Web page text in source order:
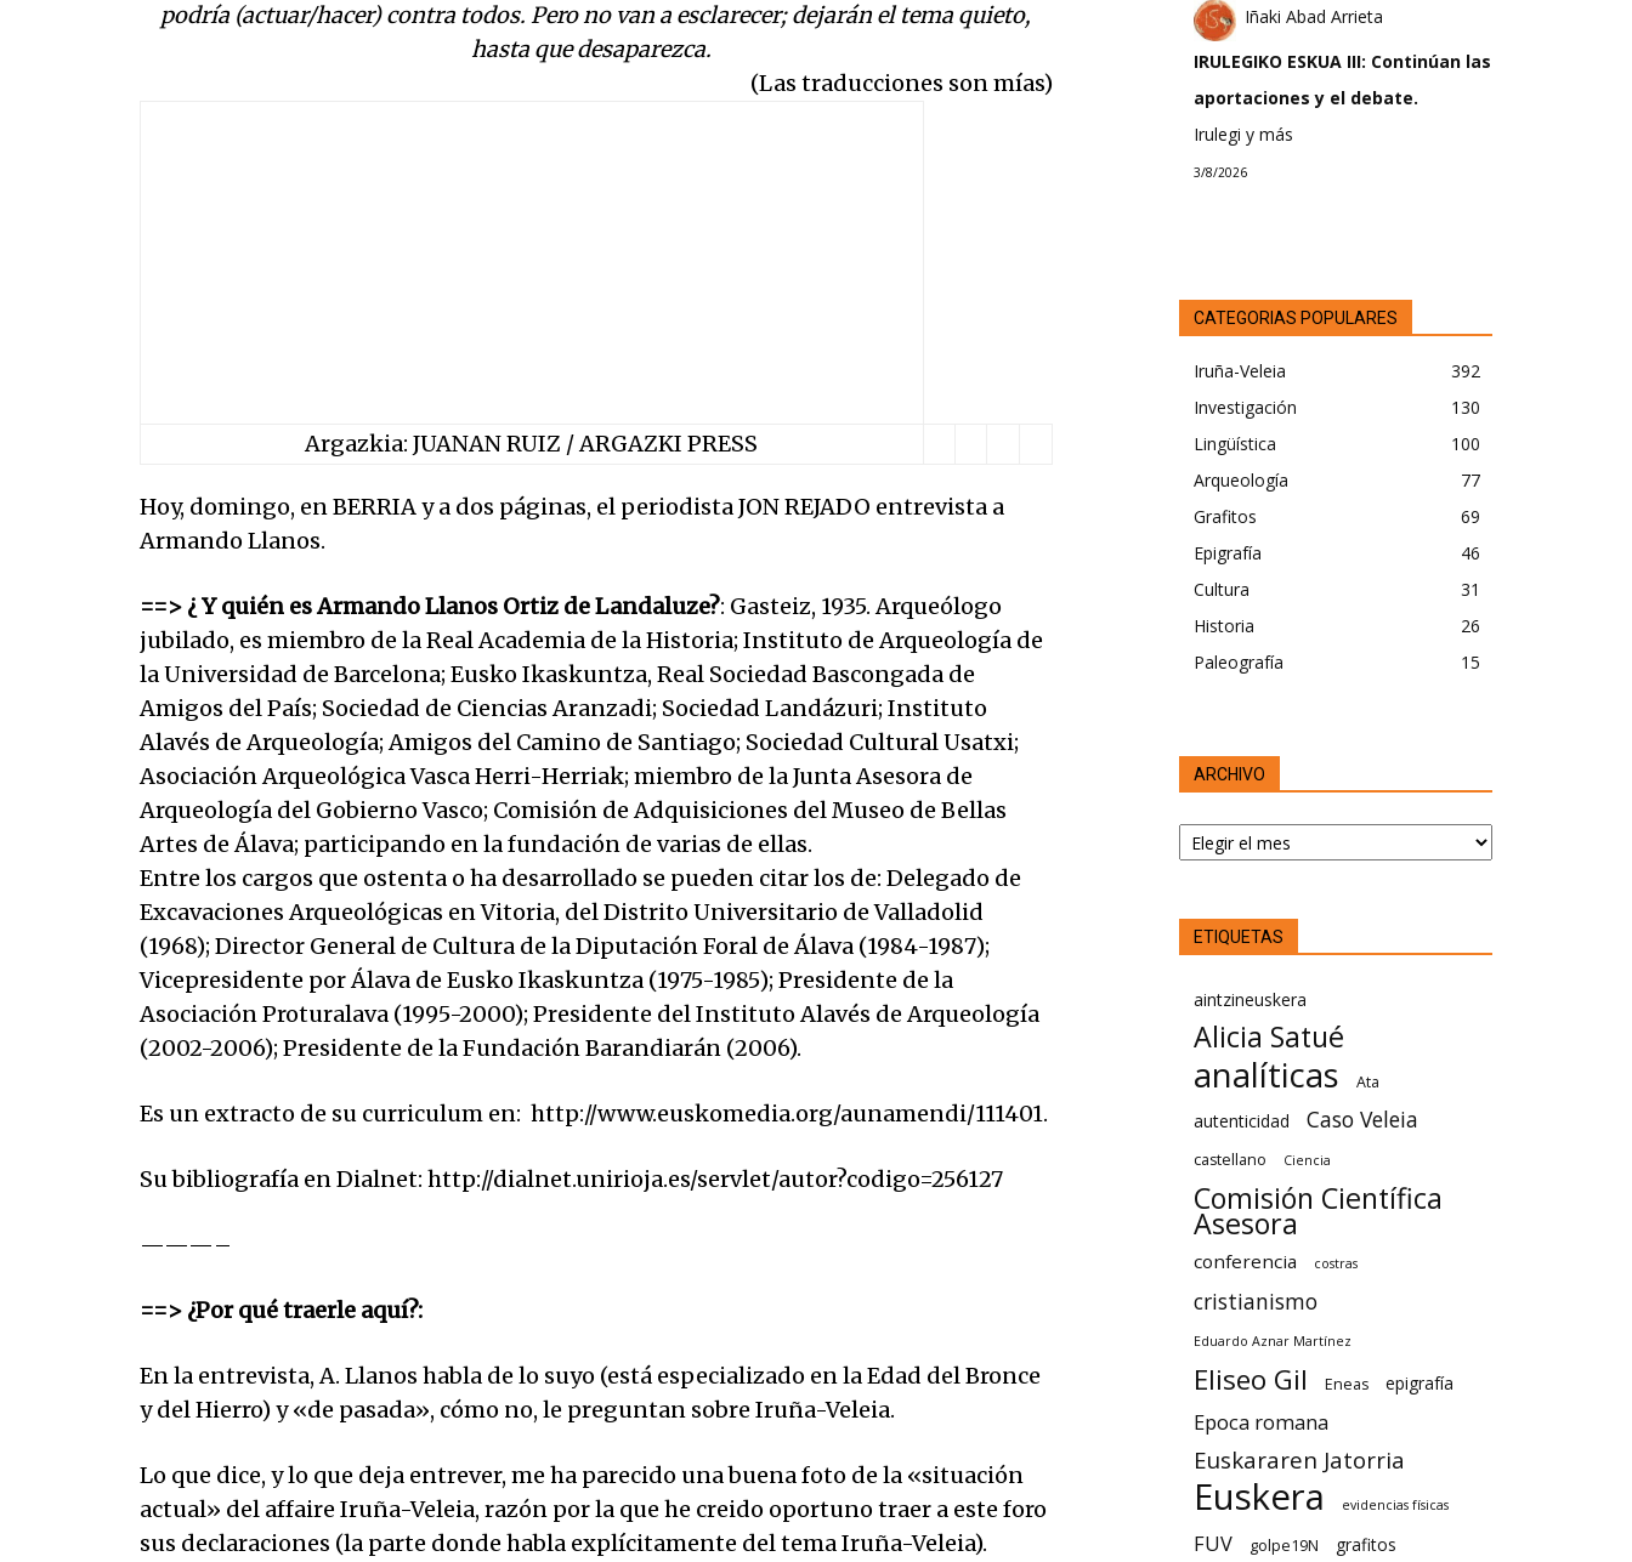
podría (actuar/hacer) contra todos. Pero no van a esclarecer; dejarán el tema quieto,
hasta que desaparezca.
(Las traducciones son mías)
Argazkia: JUANAN RUIZ / ARGAZKI PRESS
Hoy, domingo, en BERRIA y a dos páginas, el periodista JON REJADO entrevista a
Armando Llanos.
==> ¿ Y quién es Armando Llanos Ortiz de Landaluze?: Gasteiz, 1935. Arqueólogo
jubilado, es miembro de la Real Academia de la Historia; Instituto de Arqueología de
la Universidad de Barcelona; Eusko Ikaskuntza, Real Sociedad Bascongada de
Amigos del País; Sociedad de Ciencias Aranzadi; Sociedad Landázuri; Instituto
Alavés de Arqueología; Amigos del Camino de Santiago; Sociedad Cultural Usatxi;
Asociación Arqueológica Vasca Herri-Herriak; miembro de la Junta Asesora de
Arqueología del Gobierno Vasco; Comisión de Adquisiciones del Museo de Bellas
Artes de Álava; participando en la fundación de varias de ellas.
Entre los cargos que ostenta o ha desarrollado se pueden citar los de: Delegado de
Excavaciones Arqueológicas en Vitoria, del Distrito Universitario de Valladolid
(1968); Director General de Cultura de la Diputación Foral de Álava (1984-1987);
Vicepresidente por Álava de Eusko Ikaskuntza (1975-1985); Presidente de la
Asociación Proturalava (1995-2000); Presidente del Instituto Alavés de Arqueología
(2002-2006); Presidente de la Fundación Barandiarán (2006).
Es un extracto de su curriculum en: http://www.euskomedia.org/aunamendi/111401.
Su bibliografía en Dialnet: http://dialnet.unirioja.es/servlet/autor?codigo=256127
———–
==> ¿Por qué traerle aquí?:
En la entrevista, A. Llanos habla de lo suyo (está especializado en la Edad del Bronce
y del Hierro) y «de pasada», cómo no, le preguntan sobre Iruña-Veleia.
Lo que dice, y lo que deja entrever, me ha parecido una buena foto de la «situación
actual» del affaire Iruña-Veleia, razón por la que he creido oportuno traer a este foro
sus declaraciones (la parte donde habla explícitamente del tema Iruña-Veleia).
Iñaki Abad Arrieta
IRULEGIKO ESKUA III: Continúan las
aportaciones y el debate.
Irulegi y más
3/8/2026
CATEGORIAS POPULARES
Iruña-Veleia
392
Investigación
130
Lingüística
100
Arqueología
77
Grafitos
69
Epigrafía
46
Cultura
31
Historia
26
Paleografía
15
ARCHIVO
ARCHIVO
ETIQUETAS
aintzineuskera
Alicia Satué
analíticas Ata
autenticidad Caso Veleia
castellano Ciencia
Comisión Científica
Asesora
conferencia costras
cristianismo
Eduardo Aznar Martínez
Eliseo Gil Eneas epigrafía
Epoca romana
Euskararen Jatorria
Euskera evidencias físicas
FUV golpe19N grafitos